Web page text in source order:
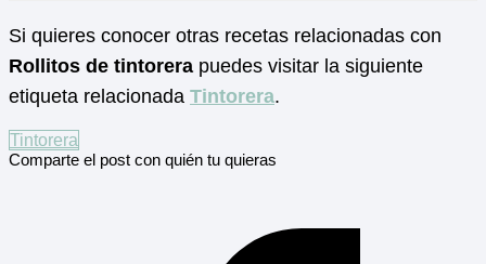
Si quieres conocer otras recetas relacionadas con
Rollitos de tintorera puedes visitar la siguiente
etiqueta relacionada Tintorera.
Tintorera
Comparte el post con quién tu quieras